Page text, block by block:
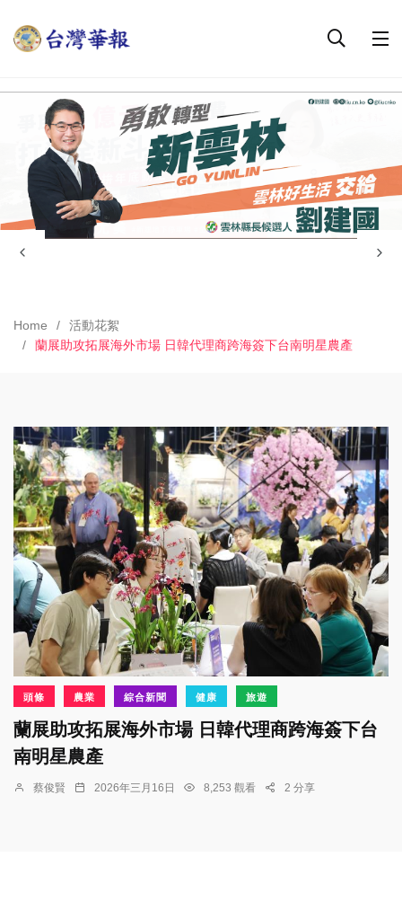
Home
活動花絮
蘭展助攻拓展海外市場 日韓代理商跨海簽下台南明星農產
頭條 農業 綜合新聞 健康 旅遊
蘭展助攻拓展海外市場 日韓代理商跨海簽下台
南明星農產
蔡俊賢 2026年三月16日 8,253 觀看 2 分享